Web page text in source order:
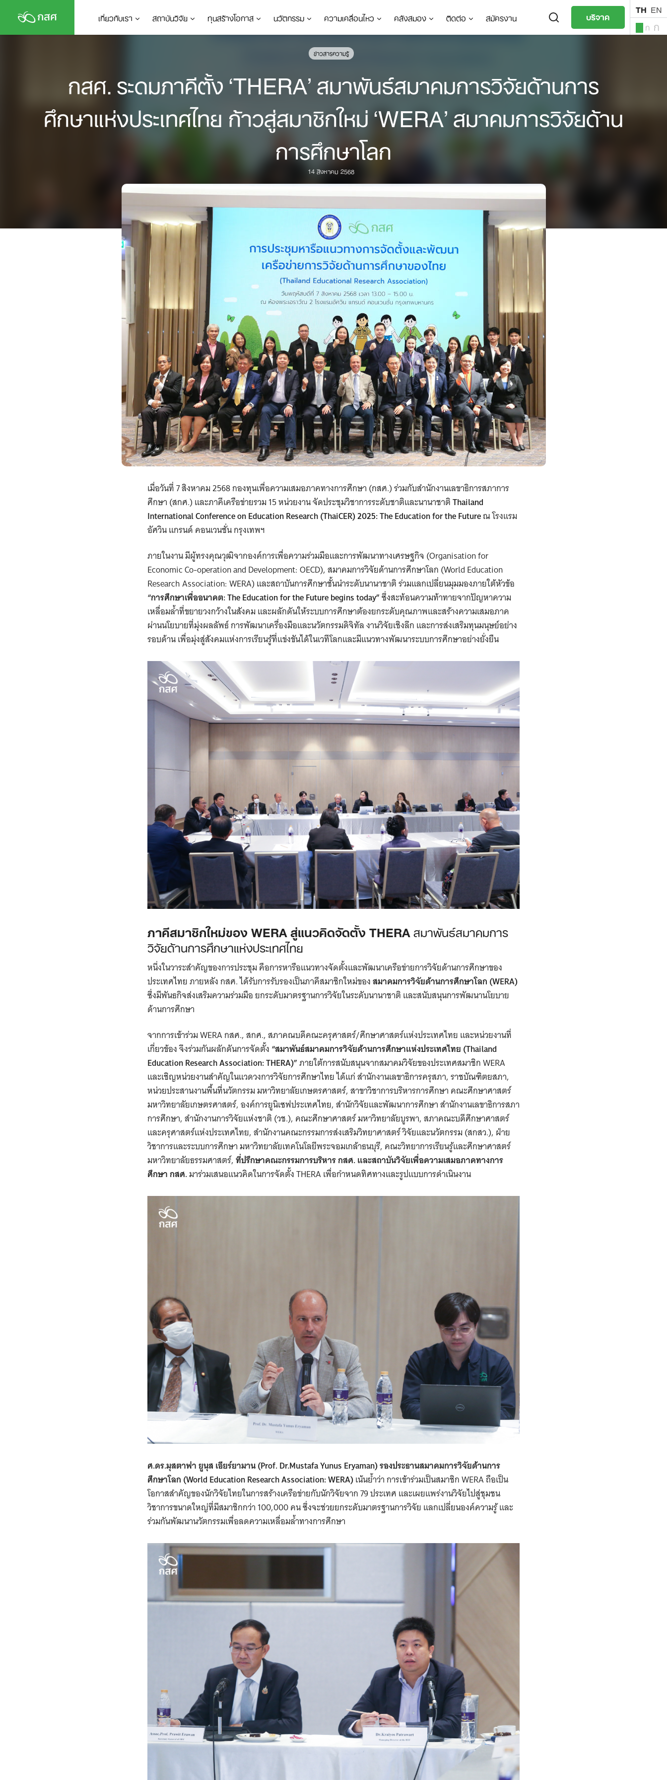
content
เกี่ยวกับเรา สถาบันวิจัย ทุนสร้างโอกาส นวัตกรรม ความเคลื่อนไหว คลังสมอง ติดต่อ สมัครงาน บริจาค TH EN
ก ก
Search
for:
ข่าวสารความรู้
กสศ. ระดมภาคีตั้ง ‘THERA’ สมาพันธ์สมาคมการวิจัยด้านการ
ศึกษาแห่งประเทศไทย ก้าวสู่สมาชิกใหม่ ‘WERA’ สมาคมการวิจัยด้าน
การศึกษาโลก
14 สิงหาคม 2568
เมื่อวันที่ 7 สิงหาคม 2568 กองทุนเพื่อความเสมอภาคทางการศึกษา (กสศ.) ร่วมกับสำนักงานเลขาธิการสภาการ
ศึกษา (สกศ.) และภาคีเครือข่ายรวม 15 หน่วยงาน จัดประชุมวิชาการระดับชาติและนานาชาติThailand
International Conference on Education Research (ThaiCER) 2025: The Education for the Futureณ โรงแรม
อัศวิน แกรนด์ คอนเวนชั่น กรุงเทพฯ
ภายในงาน มีผู้ทรงคุณวุฒิจากองค์การเพื่อความร่วมมือและการพัฒนาทางเศรษฐกิจ (Organisation for
Economic Co-operation and Development: OECD), สมาคมการวิจัยด้านการศึกษาโลก (World Education
Research Association: WERA) และสถาบันการศึกษาชั้นนำระดับนานาชาติ ร่วมแลกเปลี่ยนมุมมองภายใต้หัวข้อ
“การศึกษาเพื่ออนาคต: The Education for the Future begins today”ซึ่งสะท้อนความท้าทายจากปัญหาความ
เหลื่อมล้ำที่ขยายวงกว้างในสังคม และผลักดันให้ระบบการศึกษาต้องยกระดับคุณภาพและสร้างความเสมอภาค
ผ่านนโยบายที่มุ่งผลลัพธ์ การพัฒนาเครื่องมือและนวัตกรรมดิจิทัล งานวิจัยเชิงลึก และการส่งเสริมทุนมนุษย์อย่าง
รอบด้าน เพื่อมุ่งสู่สังคมแห่งการเรียนรู้ที่แข่งขันได้ในเวทีโลกและมีแนวทางพัฒนาระบบการศึกษาอย่างยั่งยืน
ภาคีสมาชิกใหม่ของ WERA สู่แนวคิดจัดตั้ง THERAสมาพันธ์สมาคมการ
วิจัยด้านการศึกษาแห่งประเทศไทย
หนึ่งในวาระสำคัญของการประชุม คือการหารือแนวทางจัดตั้งและพัฒนาเครือข่ายการวิจัยด้านการศึกษาของ
ประเทศไทย ภายหลัง กสศ. ได้รับการรับรองเป็นภาคีสมาชิกใหม่ของสมาคมการวิจัยด้านการศึกษาโลก (WERA)
ซึ่งมีพันธกิจส่งเสริมความร่วมมือ ยกระดับมาตรฐานการวิจัยในระดับนานาชาติ และสนับสนุนการพัฒนานโยบาย
ด้านการศึกษา
จากการเข้าร่วม WERA กสศ., สกศ., สภาคณบดีคณะครุศาสตร์/ศึกษาศาสตร์แห่งประเทศไทย และหน่วยงานที่
เกี่ยวข้อง จึงร่วมกันผลักดันการจัดตั้ง “สมาพันธ์สมาคมการวิจัยด้านการศึกษาแห่งประเทศไทย (Thailand
Education Research Association: THERA)”ภายใต้การสนับสนุนจากสมาคมวิจัยของประเทศสมาชิก WERA
และเชิญหน่วยงานสำคัญในแวดวงการวิจัยการศึกษาไทย ได้แก่ สำนักงานเลขาธิการครุสภา, ราชบัณฑิตยสภา,
หน่วยประสานงานพื้นที่นวัตกรรม มหาวิทยาลัยเกษตรศาสตร์, สาขาวิชาการบริหารการศึกษา คณะศึกษาศาสตร์
มหาวิทยาลัยเกษตรศาสตร์, องค์การยูนิเซฟประเทศไทย, สำนักวิจัยและพัฒนาการศึกษา สำนักงานเลขาธิการสภา
การศึกษา, สำนักงานการวิจัยแห่งชาติ (วช.), คณะศึกษาศาสตร์ มหาวิทยาลัยบูรพา, สภาคณะบดีศึกษาศาสตร์
และครุศาสตร์แห่งประเทศไทย, สำนักงานคณะกรรมการส่งเสริมวิทยาศาสตร์ วิจัยและนวัตกรรม (สกสว.), ฝ่าย
วิชาการและระบบการศึกษา มหาวิทยาลัยเทคโนโลยีพระจอมเกล้าธนบุรี, คณะวิทยาการเรียนรู้และศึกษาศาสตร์
มหาวิทยาลัยธรรมศาสตร์, ที่ปรึกษาคณะกรรมการบริหาร กสศ. และสถาบันวิจัยเพื่อความเสมอภาคทางการ
ศึกษา กสศ.มาร่วมเสนอแนวคิดในการจัดตั้ง THERA เพื่อกำหนดทิศทางและรูปแบบการดำเนินงาน
ศ.ดร.มุสตาฟา ยูนุส เอียร์ยามาน (Prof. Dr.Mustafa Yunus Eryaman) รองประธานสมาคมการวิจัยด้านการ
ศึกษาโลก (World Education Research Association: WERA)เน้นย้ำว่า การเข้าร่วมเป็นสมาชิก WERA ถือเป็น
โอกาสสำคัญของนักวิจัยไทยในการสร้างเครือข่ายกับนักวิจัยจาก 79 ประเทศ และเผยแพร่งานวิจัยไปสู่ชุมชน
วิชาการขนาดใหญ่ที่มีสมาชิกกว่า 100,000 คน ซึ่งจะช่วยยกระดับมาตรฐานการวิจัย แลกเปลี่ยนองค์ความรู้ และ
ร่วมกันพัฒนานวัตกรรมเพื่อลดความเหลื่อมล้ำทางการศึกษา